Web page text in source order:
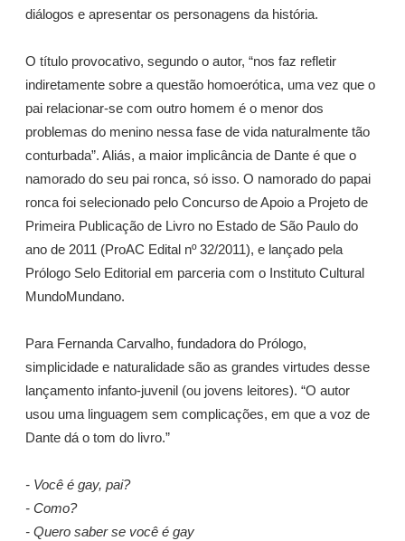
diálogos e apresentar os personagens da história.
O título provocativo, segundo o autor, “nos faz refletir
indiretamente sobre a questão homoerótica, uma vez que o
pai relacionar-se com outro homem é o menor dos
problemas do menino nessa fase de vida naturalmente tão
conturbada”. Aliás, a maior implicância de Dante é que o
namorado do seu pai ronca, só isso. O namorado do papai
ronca foi selecionado pelo Concurso de Apoio a Projeto de
Primeira Publicação de Livro no Estado de São Paulo do
ano de 2011 (ProAC Edital nº 32/2011), e lançado pela
Prólogo Selo Editorial em parceria com o Instituto Cultural
MundoMundano.
Para Fernanda Carvalho, fundadora do Prólogo,
simplicidade e naturalidade são as grandes virtudes desse
lançamento infanto-juvenil (ou jovens leitores). “O autor
usou uma linguagem sem complicações, em que a voz de
Dante dá o tom do livro.”
- Você é gay, pai?
- Como?
- Quero saber se você é gay